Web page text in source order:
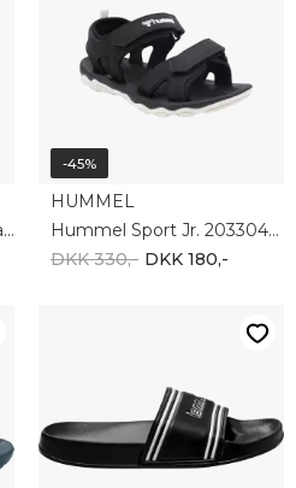
Hummel Wool Slipper Infant 210381-2001
-45%
HUMMEL
Hummel Sport Jr. 203304-2001
DKK 330,- DKK 180,-